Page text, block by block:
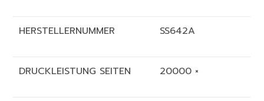
HERSTELLERNUMMER SS642A
DRUCKLEISTUNG SEITEN 20000 ×